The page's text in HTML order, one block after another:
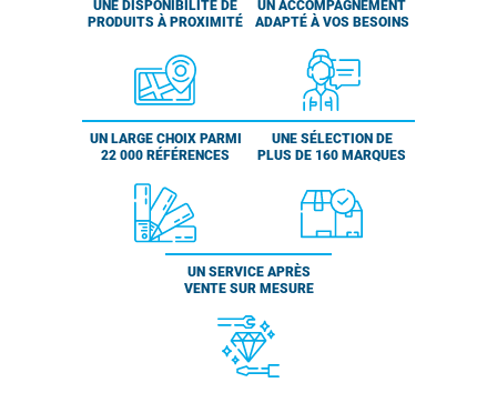
UNE DISPONIBILITÉ DE
PRODUITS À PROXIMITÉ
UN ACCOMPAGNEMENT
ADAPTÉ À VOS BESOINS
UN LARGE CHOIX PARMI
22 000 RÉFÉRENCES
UNE SÉLECTION DE
PLUS DE 160 MARQUES
UN SERVICE APRÈS
VENTE SUR MESURE